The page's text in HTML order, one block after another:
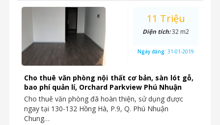
Cho thuê văn phòng nội thất cơ bản, sàn lót gỗ,
bao phí quản lí, Orchard Parkview Phú Nhuận
Cho thuê văn phòng đã hoàn thiện, sử dụng được
ngay tại 130-132 Hồng Hà, P.9, Q. Phú Nhuận
Chung…
11 Triệu
Diện tích:32 m2
Ngày đăng: 31-01-2019